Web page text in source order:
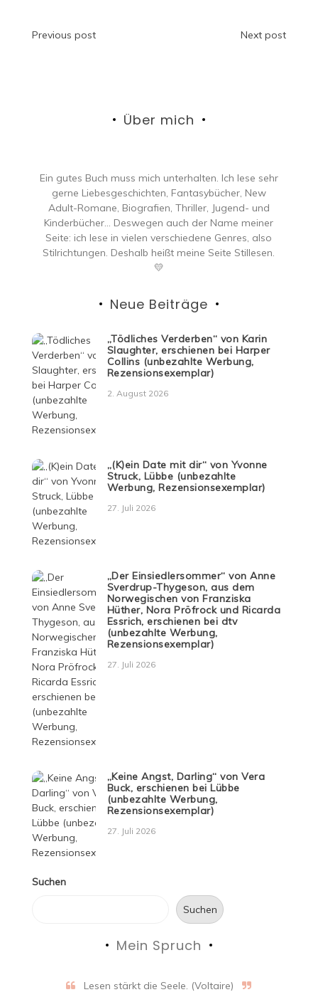
Beitragsnavigation
Previous post Next post
Über mich
Ein gutes Buch muss mich unterhalten. Ich lese sehr
gerne Liebesgeschichten, Fantasybücher, New
Adult-Romane, Biografien, Thriller, Jugend- und
Kinderbücher… Deswegen auch der Name meiner
Seite: ich lese in vielen verschiedene Genres, also
Stilrichtungen. Deshalb heißt meine Seite Stillesen.
💛
Neue Beiträge
„Tödliches Verderben“ von Karin
Slaughter, erschienen bei Harper
Collins (unbezahlte Werbung,
Rezensionsexemplar)
2. August 2026
„(K)ein Date mit dir“ von Yvonne
Struck, Lübbe (unbezahlte
Werbung, Rezensionsexemplar)
27. Juli 2026
„Der Einsiedlersommer“ von Anne
Sverdrup-Thygeson, aus dem
Norwegischen von Franziska
Hüther, Nora Pröfrock und Ricarda
Essrich, erschienen bei dtv
(unbezahlte Werbung,
Rezensionsexemplar)
27. Juli 2026
„Keine Angst, Darling“ von Vera
Buck, erschienen bei Lübbe
(unbezahlte Werbung,
Rezensionsexemplar)
27. Juli 2026
Suchen
Suchen
Mein Spruch
Lesen stärkt die Seele. (Voltaire)